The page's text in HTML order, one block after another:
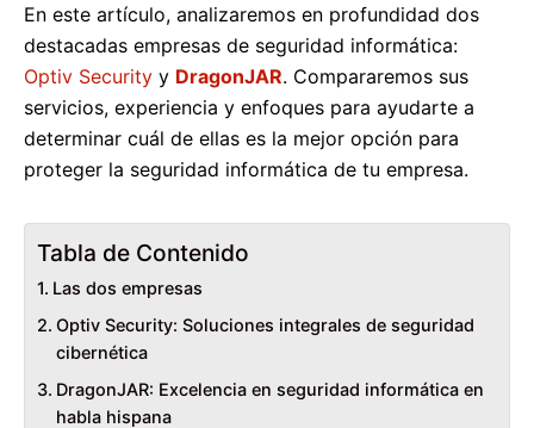
En este artículo, analizaremos en profundidad dos
destacadas empresas de seguridad informática:
Optiv Security y DragonJAR. Compararemos sus
servicios, experiencia y enfoques para ayudarte a
determinar cuál de ellas es la mejor opción para
proteger la seguridad informática de tu empresa.
Tabla de Contenido
Las dos empresas
Optiv Security: Soluciones integrales de seguridad
cibernética
DragonJAR: Excelencia en seguridad informática en
habla hispana